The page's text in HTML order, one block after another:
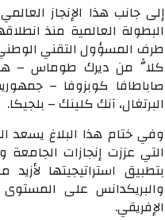
إلى جانب هذا الإنجاز
البطولة العالمية منذ
طرف المسؤول التقني
كلاًّ من ديرك طوماس –
صاباطافا كوبزوفا –
البرتغال، آنك كلينك – بلجيكا.
وفي ختام هذا البلاغ يسعد
التي عززت إنجازات
والبريكدانس على
الإفريقي.